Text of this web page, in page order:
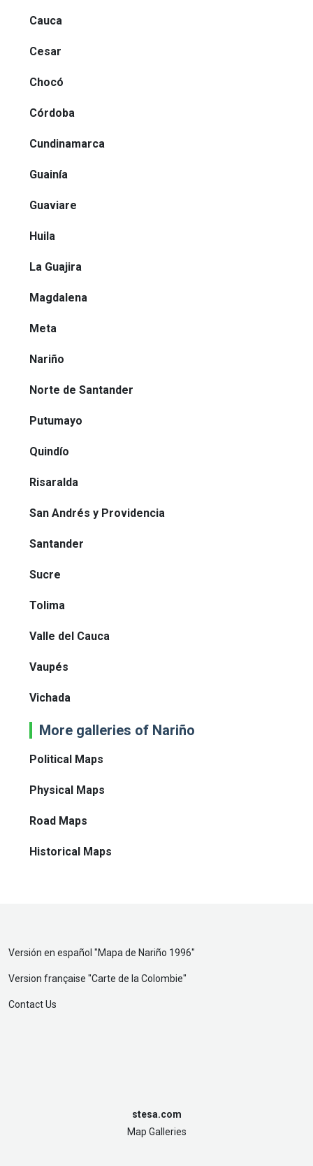
Cauca
Cesar
Chocó
Córdoba
Cundinamarca
Guainía
Guaviare
Huila
La Guajira
Magdalena
Meta
Nariño
Norte de Santander
Putumayo
Quindío
Risaralda
San Andrés y Providencia
Santander
Sucre
Tolima
Valle del Cauca
Vaupés
Vichada
More galleries of Nariño
Political Maps
Physical Maps
Road Maps
Historical Maps
Versión en español "Mapa de Nariño 1996"
Version française "Carte de la Colombie"
Contact Us
stesa.com
Map Galleries